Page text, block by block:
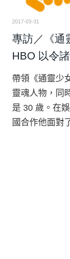
2017-03-31
專訪／《通
HBO 以令
帶領《通靈少
靈魂人物，同
是 30 歲。在
國合作他面對